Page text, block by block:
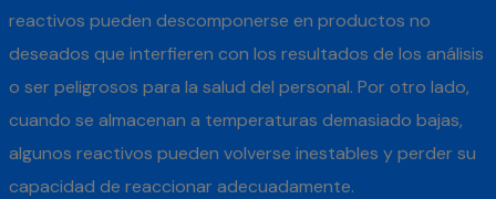
reactivos pueden descomponerse en productos no
deseados que interfieren con los resultados de los análisis
o ser peligrosos para la salud del personal. Por otro lado,
cuando se almacenan a temperaturas demasiado bajas,
algunos reactivos pueden volverse inestables y perder su
capacidad de reaccionar adecuadamente.